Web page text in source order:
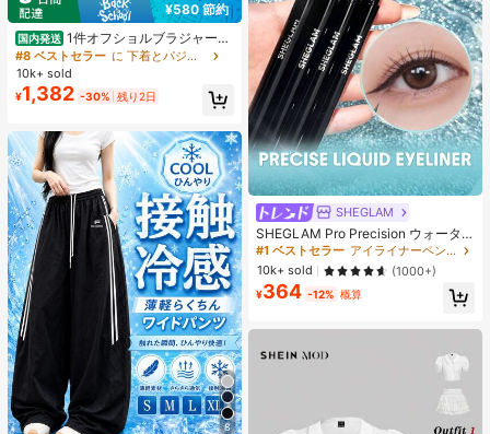
¥580 節約
国内発送 1件オフショルブラジャー、
小胸用アップチューブトップ、 オフ
ショルインナー 、脇高 谷間メイク下
着、A/Bカップノンワイヤーぶらジ
ャー
#8 ベストセラー
に 下着とパジャマ
10k+ sold
¥1,382 -30% 残り2日
8
SHEGLAM
SHEGLAM Pro Precision ウォータ
ープルーフリキッドアイライナー-Bl
ack 女性と女の子のためのブランド
ビューティーコスメメイクアップ
#1 ベストセラー
アイライナーペンシル アイライナー
10k+ sold
(1000+)
¥364 -12% 概算